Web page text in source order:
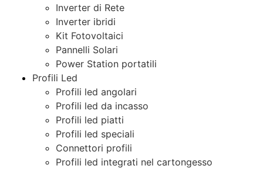
Inverter di Rete
Inverter ibridi
Kit Fotovoltaici
Pannelli Solari
Power Station portatili
Profili Led
Profili led angolari
Profili led da incasso
Profili led piatti
Profili led speciali
Connettori profili
Profili led integrati nel cartongesso